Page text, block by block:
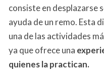
consiste en desplazarse
ayuda de un remo. Esta
una de las actividades
ya que ofrece una
quienes la practican.